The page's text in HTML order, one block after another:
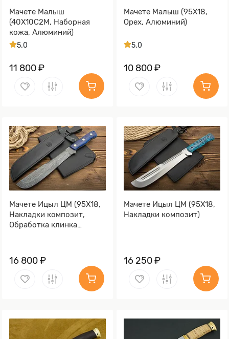
Мачете Малыш
(40Х10С2М, Наборная
кожа, Алюминий)
5.0
11 800 ₽
Мачете Малыш (95Х18,
Орех, Алюминий)
5.0
10 800 ₽
Мачете Ицыл ЦМ (95Х18,
Накладки композит,
Обработка клинка
16 800 ₽
Мачете Ицыл ЦМ (95Х18,
Накладки композит)
16 250 ₽